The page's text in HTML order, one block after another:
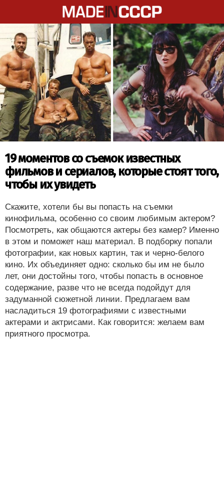
19 моментов со съемок известных
фильмов и сериалов, которые стоят того,
чтобы их увидеть
Скажите, хотели бы вы попасть на съемки
кинофильма, особенно со своим любимым актером?
Посмотреть, как общаются актеры без камер? Именно
в этом и поможет наш материал. В подборку попали
фотографии, как новых картин, так и черно-белого
кино. Их объединяет одно: сколько бы им не было
лет, они достойны того, чтобы попасть в основное
содержание, разве что не всегда подойдут для
задуманной сюжетной линии. Предлагаем вам
насладиться 19 фотографиями с известными
актерами и актрисами. Как говорится: желаем вам
приятного просмотра.